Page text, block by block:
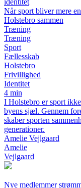
Når sport bliver mere
Holstebro sammen
Træning
Træning
Sport
Fællesskab
Holstebro
Frivillighed
Identitet
4 min
I Holstebro er sport
byens sjæl. Gennem
skaber sporten
generationer.
Amelie Vejlgaard
Amelie
Vejlgaard
Nye medlemmer